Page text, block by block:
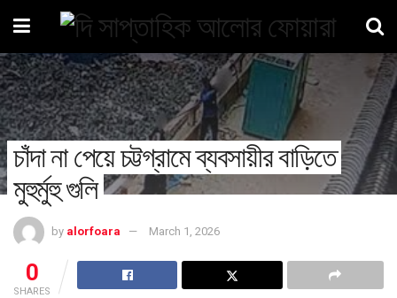
চাঁদা না পেয়ে চট্টগ্রামে ব্যবসায়ীর বাড়িতে
মুহুর্মুহু গুলি
by alorfoara March 1, 2026
0
SHARES